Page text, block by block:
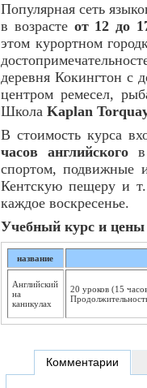
Популярная сеть
в возрасте от 12 до
этом курортном
деревня Кокингтон с
центром ремесел,
Школа Kaplan
В стоимость курса
часов английского
спортом, подвижные
Кентскую пещеру и
каждое воскресенье.
Учебный курс и цены
название
Английский
на
каникулах
20 уроков (15
Комментарии